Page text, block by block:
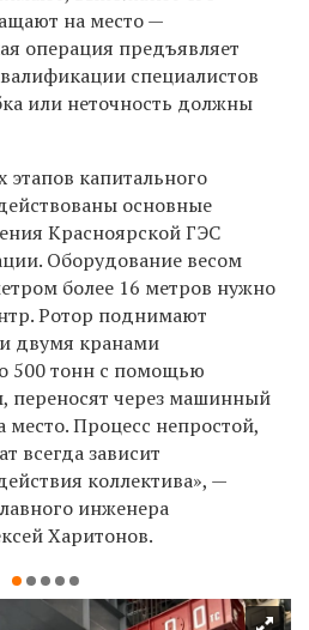
на место —
операция предъявляет
специалистов
или неточность должны
капитального
основные
Красноярской ГЭС
Оборудование весом
более 16 метров нужно
Ротор поднимают
двумя кранами
500 тонн с помощью
переносят через машинный
место. Процесс непростой,
всегда зависит
коллектива», —
инженера
Харитонов.